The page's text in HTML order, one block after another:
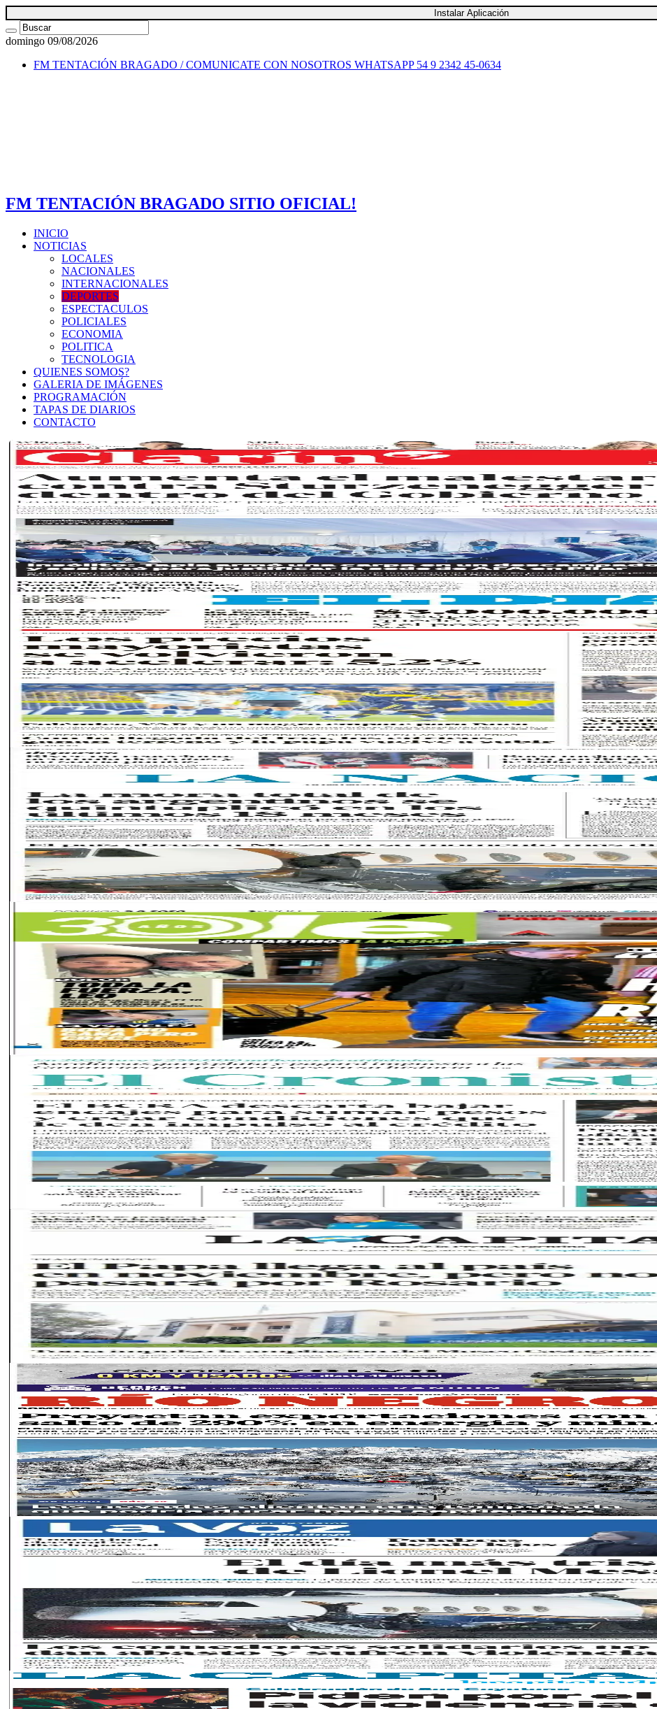
Instalar Aplicación
domingo 09/08/2026
FM TENTACIÓN BRAGADO / COMUNICATE CON NOSOTROS WHATSAPP 54 9 2342 45-0634
FM TENTACIÓN BRAGADO SITIO OFICIAL!
INICIO
NOTICIAS
LOCALES
NACIONALES
INTERNACIONALES
DEPORTES
ESPECTACULOS
POLICIALES
ECONOMIA
POLITICA
TECNOLOGIA
QUIENES SOMOS?
GALERIA DE IMÁGENES
PROGRAMACIÓN
TAPAS DE DIARIOS
CONTACTO